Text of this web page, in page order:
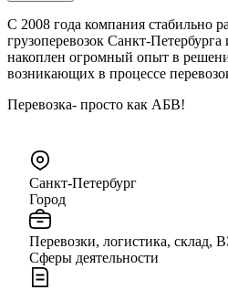
С 2008 года компания стабильно
грузоперевозок Санкт-
накоплен огромный опыт в
возникающих в процессе
Перевозка- просто как АБВ!
Санкт-Петербург
Город
Перевозки, логистика, склад,
Сферы деятельности